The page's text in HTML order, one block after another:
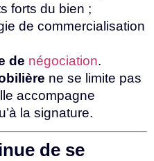
forts du bien ;
de commercialisation
de négociation.
ne se limite pas
accompagne
la signature.
de se